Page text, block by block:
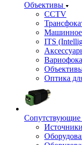
Объективы
CCTV
Машинное
ITS
Оптика
Сопутствующие